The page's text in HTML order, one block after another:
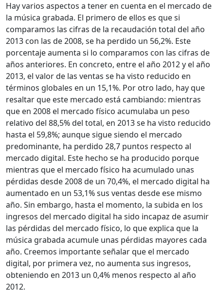
Hay varios aspectos a tener en cuenta en el mercado de
la música grabada. El primero de ellos es que si
comparamos las cifras de la recaudación total del año
2013 con las de 2008, se ha perdido un 56,2%. Este
porcentaje aumenta si lo comparamos con las cifras de
años anteriores. En concreto, entre el año 2012 y el año
2013, el valor de las ventas se ha visto reducido en
términos globales en un 15,1%. Por otro lado, hay que
resaltar que este mercado está cambiando: mientras
que en 2008 el mercado físico acumulaba un peso
relativo del 88,5% del total, en 2013 se ha visto reducido
hasta el 59,8%; aunque sigue siendo el mercado
predominante, ha perdido 28,7 puntos respecto al
mercado digital. Este hecho se ha producido porque
mientras que el mercado físico ha acumulado unas
pérdidas desde 2008 de un 70,4%, el mercado digital ha
aumentado en un 53,1% sus ventas desde ese mismo
año. Sin embargo, hasta el momento, la subida en los
ingresos del mercado digital ha sido incapaz de asumir
las pérdidas del mercado físico, lo que explica que la
música grabada acumule unas pérdidas mayores cada
año. Creemos importante señalar que el mercado
digital, por primera vez, no aumenta sus ingresos,
obteniendo en 2013 un 0,4% menos respecto al año
2012.